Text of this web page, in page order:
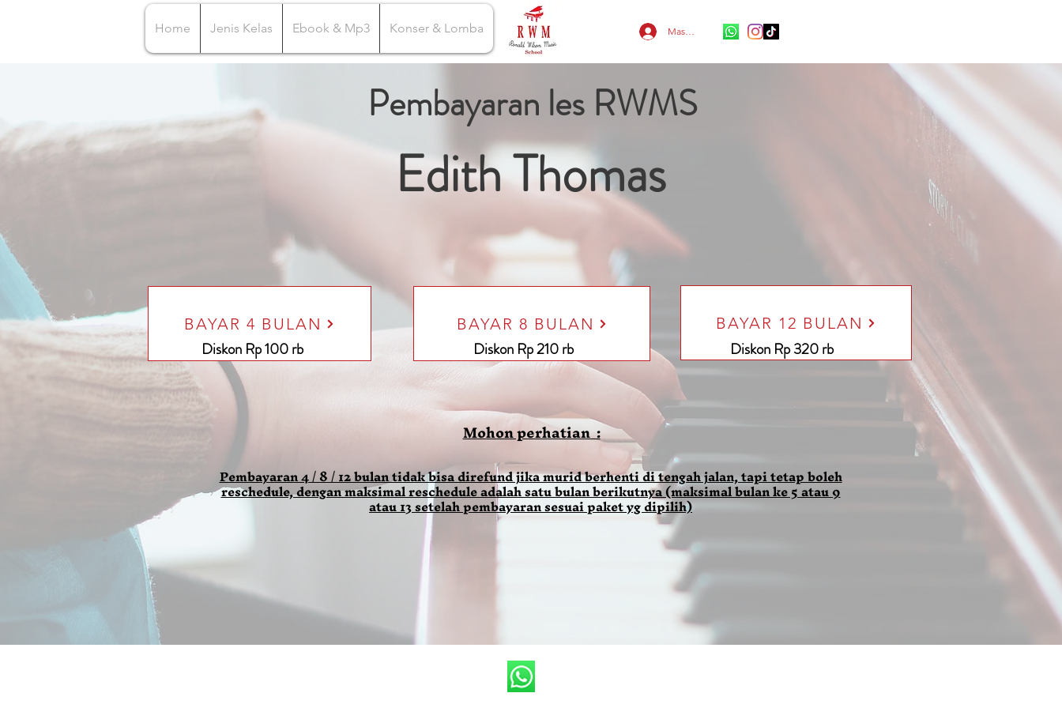
Home Jenis Kelas Ebook & Mp3 Konser & Lomba Masuk
Pembayaran les RWMS
Edith Thomas
BAYAR 4 BULAN
Diskon Rp 100 rb
BAYAR 8 BULAN
Diskon Rp 210 rb
BAYAR 12 BULAN
Diskon Rp 320 rb
Mohon perhatian :
Pembayaran 4 / 8 / 12 bulan tidak bisa direfund jika murid berhenti di tengah jalan, tapi tetap boleh
reschedule, dengan maksimal reschedule adalah satu bulan berikutnya (maksimal bulan ke 5 atau 9
atau 13 setelah pembayaran sesuai paket yg dipilih)